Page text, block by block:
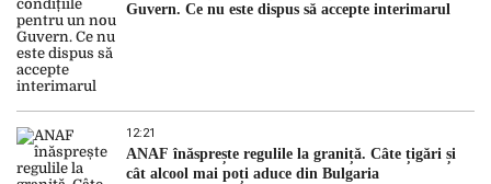
Guvern. Ce nu este dispus să accepte interimarul
12:21
ANAF înăsprește regulile la graniță. Câte țigări și
cât alcool mai poți aduce din Bulgaria